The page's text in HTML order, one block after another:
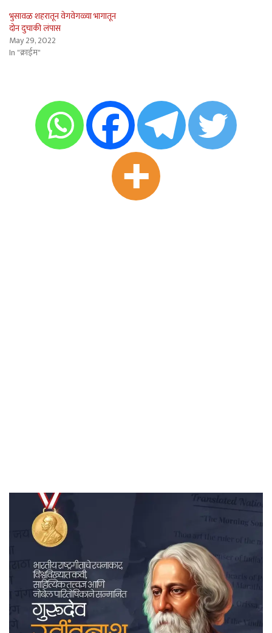
भुसावळ शहरातून वेगवेगळ्या भागातून
दोन दुचाकी लंपास
May 29, 2022
In "क्राईम"